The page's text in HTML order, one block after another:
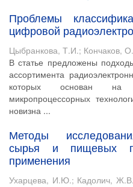
Проблемы
цифровой
Цыбранкова, Т.И.; Кончаков,
В статье предложены
ассортимента
которых основан на
микропроцессорных
новизна ...
Методы
сырья и пищевых
применения
Ухарцева, И.Ю.; Кадолич, Ж.В.